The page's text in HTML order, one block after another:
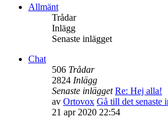
Allmänt
Trådar
Inlägg
Senaste inlägget
Chat
506 Trådar
2824 Inlägg
Senaste inlägget Re: Hej alla!
av Ortovox Gå till det senaste
21 apr 2020 22:54